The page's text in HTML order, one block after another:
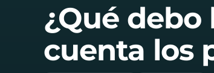
¿Qué debo
cuenta los